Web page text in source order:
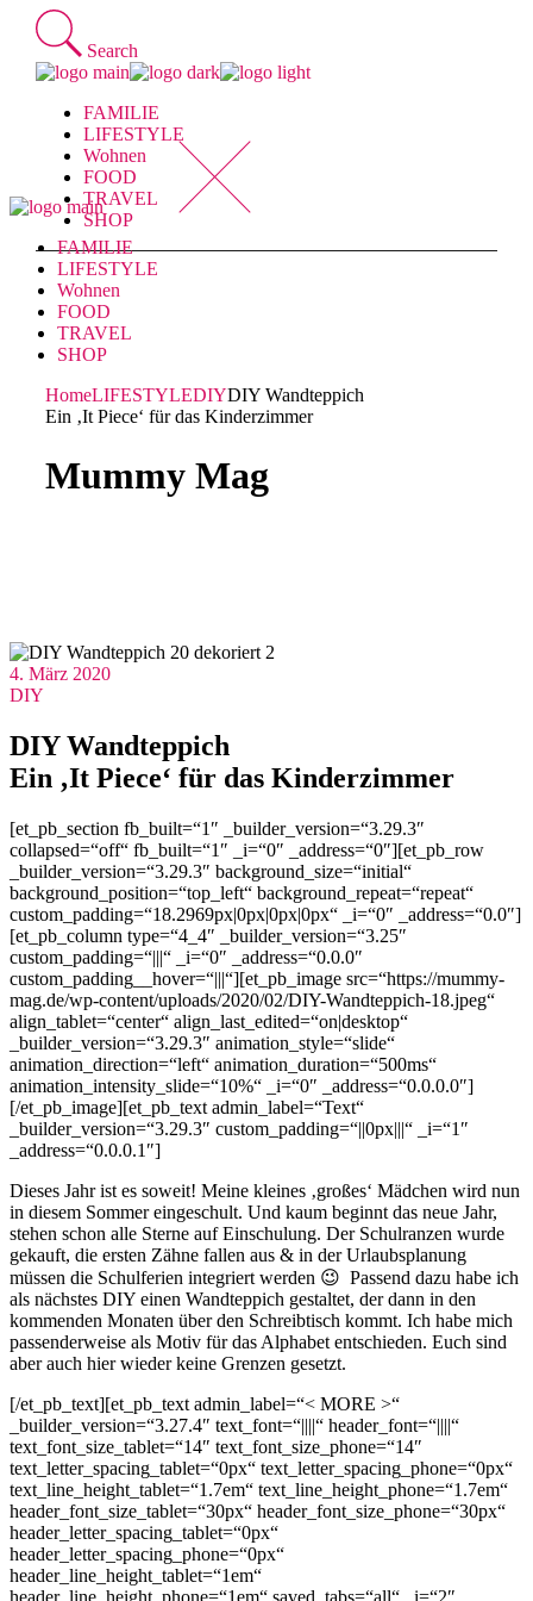
Skip
content
Search
FAMILIE
LIFESTYLE
Wohnen
FOOD
TRAVEL
SHOP
FAMILIE
LIFESTYLE
Wohnen
FOOD
TRAVEL
SHOP
HomeLIFESTYLEDIYDIY Wandteppich
Ein ‚It Piece‘ für das Kinderzimmer
Mummy Mag
4. März 2020
DIY
DIY Wandteppich
Ein ‚It Piece‘ für das Kinderzimmer
[et_pb_section fb_built=“1″ _builder_version=“3.29.3″
collapsed=“off“ fb_built=“1″ _i=“0″ _address=“0″][et_pb_row
_builder_version=“3.29.3″ background_size=“initial“
background_position=“top_left“ background_repeat=“repeat“
custom_padding=“18.2969px|0px|0px|0px“ _i=“0″ _address=“0.0″]
[et_pb_column type=“4_4″ _builder_version=“3.25″
custom_padding=“|||“ _i=“0″ _address=“0.0.0″
custom_padding__hover=“|||“][et_pb_image src=“https://mummy-
mag.de/wp-content/uploads/2020/02/DIY-Wandteppich-18.jpeg“
align_tablet=“center“ align_last_edited=“on|desktop“
_builder_version=“3.29.3″ animation_style=“slide“
animation_direction=“left“ animation_duration=“500ms“
animation_intensity_slide=“10%“ _i=“0″ _address=“0.0.0.0″]
[/et_pb_image][et_pb_text admin_label=“Text“
_builder_version=“3.29.3″ custom_padding=“||0px|||“ _i=“1″
_address=“0.0.0.1″]
Dieses Jahr ist es soweit! Meine kleines ‚großes‘ Mädchen wird nun
in diesem Sommer eingeschult. Und kaum beginnt das neue Jahr,
stehen schon alle Sterne auf Einschulung. Der Schulranzen wurde
gekauft, die ersten Zähne fallen aus & in der Urlaubsplanung
müssen die Schulferien integriert werden 😉 Passend dazu habe ich
als nächstes DIY einen Wandteppich gestaltet, der dann in den
kommenden Monaten über den Schreibtisch kommt. Ich habe mich
passenderweise als Motiv für das Alphabet entschieden. Euch sind
aber auch hier wieder keine Grenzen gesetzt.
[/et_pb_text][et_pb_text admin_label=“< MORE >“
_builder_version=“3.27.4″ text_font=“||||“ header_font=“||||“
text_font_size_tablet=“14″ text_font_size_phone=“14″
text_letter_spacing_tablet=“0px“ text_letter_spacing_phone=“0px“
text_line_height_tablet=“1.7em“ text_line_height_phone=“1.7em“
header_font_size_tablet=“30px“ header_font_size_phone=“30px“
header_letter_spacing_tablet=“0px“
header_letter_spacing_phone=“0px“
header_line_height_tablet=“1em“
header_line_height_phone=“1em“ saved_tabs=“all“ _i=“2″